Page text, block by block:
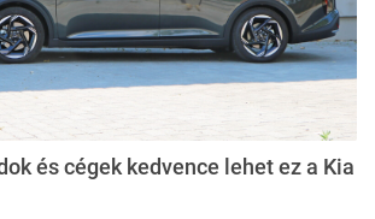
és cégek kedvence lehet ez a Kia